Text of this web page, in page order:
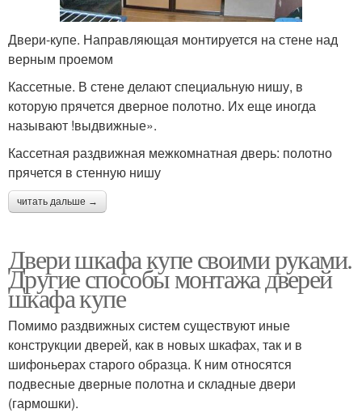
Двери-купе. Направляющая монтируется на стене над
верным проемом
Кассетные. В стене делают специальную нишу, в
которую прячется дверное полотно. Их еще иногда
называют !выдвижные».
Кассетная раздвижная межкомнатная дверь: полотно
прячется в стенную нишу
читать дальше →
Двери шкафа купе своими руками.
Другие способы монтажа дверей
шкафа купе
Помимо раздвижных систем существуют иные
конструкции дверей, как в новых шкафах, так и в
шифоньерах старого образца. К ним относятся
подвесные дверные полотна и складные двери
(гармошки).